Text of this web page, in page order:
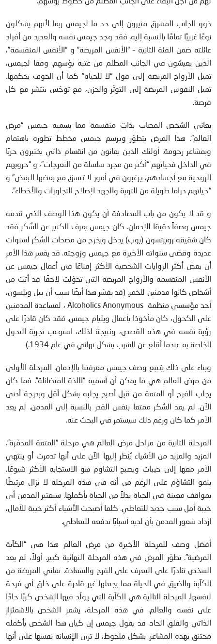
ذوو الجانب المشرق مثيرون إلى حد ما لجيمس ربما لأنهم يشكلون
نوعًا غريبًا تمامًا بالنسبة إليه. فقد وجد جيمس نفسه والعديد من أفراد
عائلته ضمن الفئة الثانية – “الأنفس المريضة” و “الأنفس المنقسمة”،
الذين يعيشون في الجانب المظلم من عتبة بؤسهم. وفقا لجيمس،
تميل الأرواح المريضة إلى قول “لا للحياة” كما أن الخوف يحكمها.
تميل النفوس المريضة إلى التوتّر والحزن، مع توجّس ينتشر مع كل
فرصة.
يعاني الشخص المصاب بذاتٍ منقسمة مما يسميه جيمس “مرض
العالم”. هذا المرض يتطوّر ويرسم جيمس مخطط تطوره باهتمام
وبمشاعر رحومة. أولئك الذين يعانون من انقسام ذاتي يختبرون حربًا
في الداخل فحياتهم “أكثر من مجرد سلسلة من التعرجات”، و “حروبهم
الروحية مع أجسادهم، يرغبون في أمور لا تتسق مع بعضها البعض” و
“حياتهم دراما طويلة من التوبة والجهد لإصلاح التجاوزات والأخطاء”.
و قد لا يكون من باب المصادفة أن يكون هذا الوصف الذي قدمه
جيمس وصفاً دقيقا للإدمان. كان جيمس يعرف الكثير عن السُّكر فقد
كان شقيقه روبرتسون (بوب) يدخل ويخرج من مصحات السُكر لسنوات
عديدة وقضى سنواته الأخيرة مع جيمس وزوجته. قد يفسر هذا الأمر
أن بعض أكثر الروايات الشخصية الأكثر إقناعًا في أعمال جيمس عن
الأنفس المنقسمة والأرواح المريضة التي تحوّلت لاحقًا قد أتت من
أشخاص كانوا مدمنين للخمر. (قد يفسّر هذا أيضًا سبب أن بيل ويلسون،
أحد مؤسسي منظمة Alcoholics Anonymous ، لمساعدة المدمنين
على الكحول، كان مأخوذا بأعمال ويليام جيمس. فقد كان قادرًا على
رؤية نفسه في هذه القصص، ونتيجة لذلك، استوعب تجربة التحول
الخاصة به عندما أقلع عن الشرب بشكل نهائي في عام 1934.)
وبناء على ذلك يتتبع وصف جيمس معرفتنا بالإدمان. المرحلة الأولى
من مرض العالم هي ما يمكن أن أسميه “اللذة المتضائلة”. فما كان
يجلب الفرح أو المتعة من قبل أصبح يجلبه بشكل أقل وبدرجة أدنى
الآن. لم يعد السُكر ممتعا بنفس القدر بالنسبة إلى المدمن. لم يعد
الأمر كما كان ورغم ذلك سيستمر في البحث عنه.
المرحلة الثانية من مراحل مرض العالم هي مرحلة “المتعة المدمّرة”.
المزيد والمزيد من الأشياء يُنظر إليها الآن على أنها تدمرت أو ينتهي
الأمر معها إلى خيبات ويصبح التشاؤم هو الاستجابة الأكثر شيوعًا.
ينمو التشاؤم على الرغم من أنه في هذه المرحلة لا يزال مرتبطًا
بمواقف معينة في الحياة بدلاً من الحياة بأكملها. سيعتبر المدمن أي
خيبة أمل سبب جديد للتعاطي. كلما أصبحت الأشياء أكثر خيبة للآمال،
ازداد شعور المدمن بأن لديه أسبابًا تدفعه للتعاطي.
أفضل وصف للمرحلة الأخيرة من مرض العالم هذا هي “الكآبة
المرضية”. تطوّر المرض في هذه المرحلة النهائية كبير. أولاً، لم يعد
الشخص قادرًا على التعرف على الفرح والسعادة. تعاني المريضة من
الكآبة والضيق في الحياة مما يجعلها غير قادرة على خلق أي فرحة
لنفسها. المرحلة التالية هي الكآبة التي يولّد فيها الشخص كربًا حادًا
على نفسه والعالم. في هذه المرحلة، يشعر الشخص بالاشمئزاز
الذاتي والقلق الحاد. قد يقول جيمس إن كيان هذا الشخص بأكمله
مختنق بهذه المشاعر. بشكل ملحوظ، لا ترى الإنسانة نفسها على أنها